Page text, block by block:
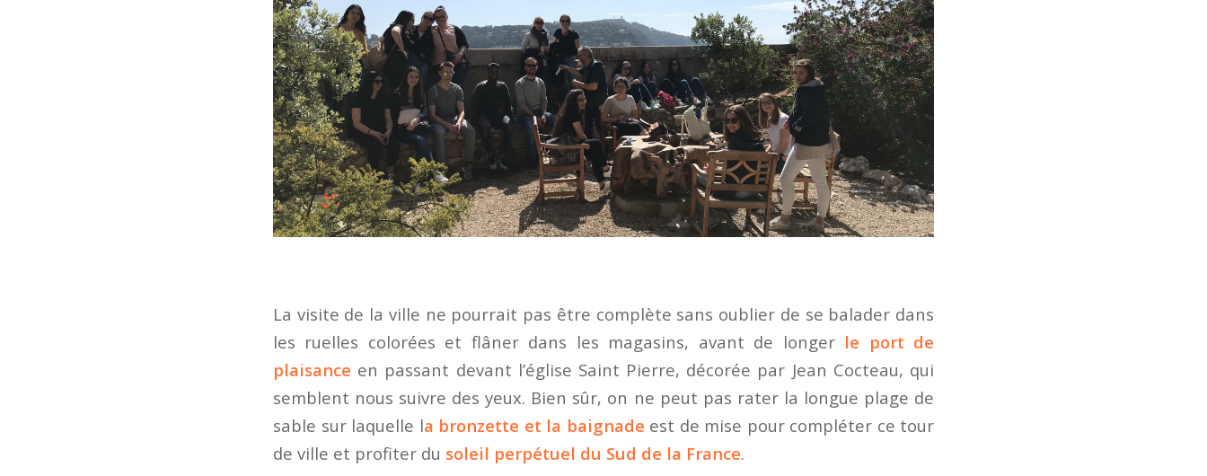
La visite de la ville ne pourrait pas être complète sans oublier de se balader dans
les ruelles colorées et flâner dans les magasins, avant de longer le port de
plaisance en passant devant l’église Saint Pierre, décorée par Jean Cocteau, qui
semblent nous suivre des yeux. Bien sûr, on ne peut pas rater la longue plage de
sable sur laquelle la bronzette et la baignade est de mise pour compléter ce tour
de ville et profiter du soleil perpétuel du Sud de la France.